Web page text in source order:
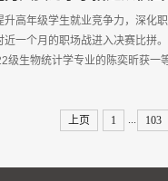
升高年级学生就业竞争力，深化
近一个月的职场战进入决赛比拼
级生物统计学专业的陈奕昕获
上页 1 103